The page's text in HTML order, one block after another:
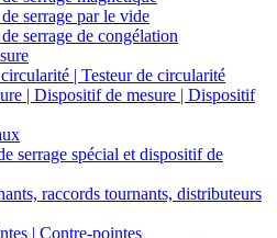
serrage par le vide
serrage de congélation
| Testeur de circularité
| Dispositif de mesure | Dispositif
serrage spécial et dispositif de
raccords tournants, distributeurs
| Contre-pointes